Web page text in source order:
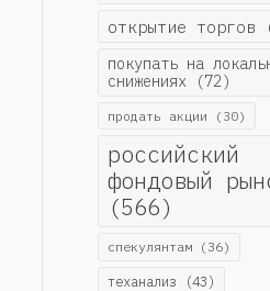
открытие торгов
покупать на
снижениях(72)
продать акции (30)
российский
фондовый
(566)
спекулянтам(36)
теханализ (43)